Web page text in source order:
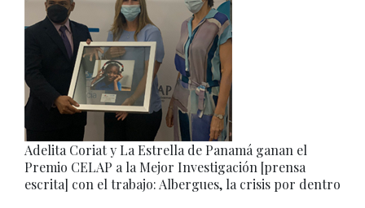
Adelita Coriat y La Estrella de Panamá ganan el
Premio CELAP a la Mejor Investigación [prensa
escrita] con el trabajo: Albergues, la crisis por dentro